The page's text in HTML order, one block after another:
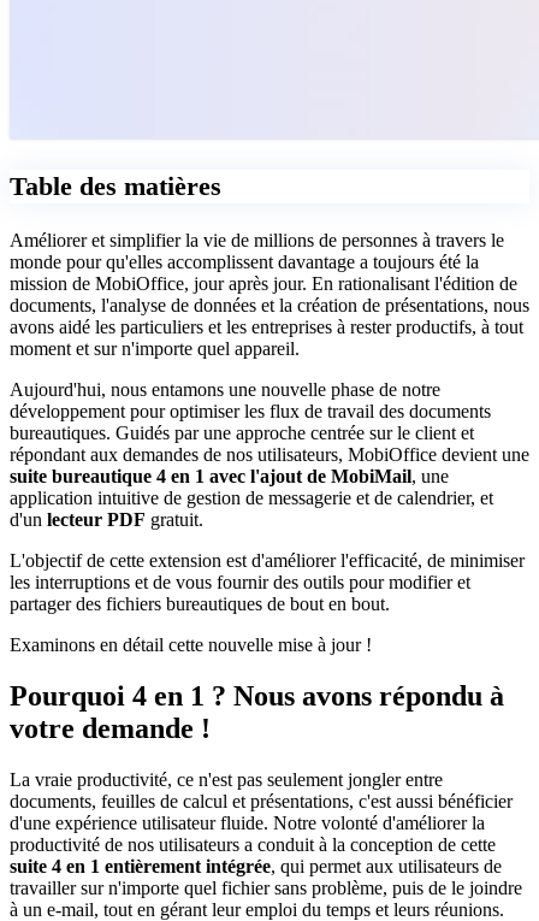
Table des matières
Améliorer et simplifier la vie de millions de personnes à travers le
monde pour qu'elles accomplissent davantage a toujours été la
mission de MobiOffice, jour après jour. En rationalisant l'édition de
documents, l'analyse de données et la création de présentations, nous
avons aidé les particuliers et les entreprises à rester productifs, à tout
moment et sur n'importe quel appareil.
Aujourd'hui, nous entamons une nouvelle phase de notre
développement pour optimiser les flux de travail des documents
bureautiques. Guidés par une approche centrée sur le client et
répondant aux demandes de nos utilisateurs, MobiOffice devient une
suite bureautique 4 en 1 avec l'ajout de MobiMail, une
application intuitive de gestion de messagerie et de calendrier, et
d'un lecteur PDF gratuit.
L'objectif de cette extension est d'améliorer l'efficacité, de minimiser
les interruptions et de vous fournir des outils pour modifier et
partager des fichiers bureautiques de bout en bout.
Examinons en détail cette nouvelle mise à jour !
Pourquoi 4 en 1 ? Nous avons répondu à
votre demande !
La vraie productivité, ce n'est pas seulement jongler entre
documents, feuilles de calcul et présentations, c'est aussi bénéficier
d'une expérience utilisateur fluide. Notre volonté d'améliorer la
productivité de nos utilisateurs a conduit à la conception de cette
suite 4 en 1 entièrement intégrée, qui permet aux utilisateurs de
travailler sur n'importe quel fichier sans problème, puis de le joindre
à un e-mail, tout en gérant leur emploi du temps et leurs réunions.